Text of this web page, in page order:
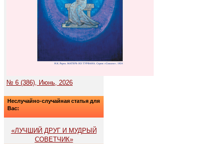
№ 6 (386), Июнь, 2026
Неслучайно-случайная статья для
Вас:
«ЛУЧШИЙ ДРУГ И МУДРЫЙ
СОВЕТЧИК»